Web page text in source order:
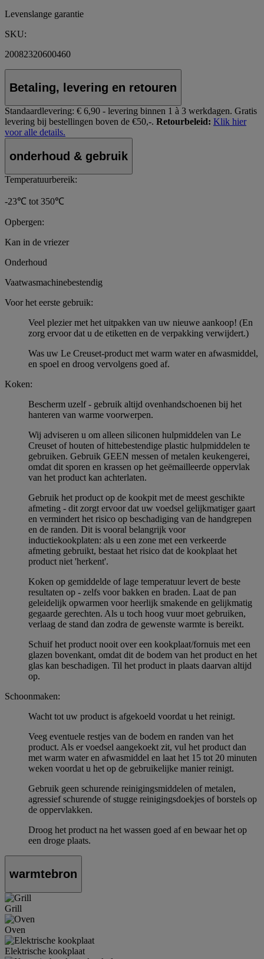
Levenslange garantie
SKU:
20082320600460
Betaling, levering en retouren
Standaardlevering: € 6,90 - levering binnen 1 à 3 werkdagen. Gratis
levering bij bestellingen boven de €50,-. Retourbeleid: Klik hier
voor alle details.
onderhoud & gebruik
Temperatuurbereik:
-23℃ tot 350℃
Opbergen:
Kan in de vriezer
Onderhoud
Vaatwasmachinebestendig
Voor het eerste gebruik:
Veel plezier met het uitpakken van uw nieuwe aankoop! (En
zorg ervoor dat u de etiketten en de verpakking verwijdert.)
Was uw Le Creuset-product met warm water en afwasmiddel,
en spoel en droog vervolgens goed af.
Koken:
Bescherm uzelf - gebruik altijd ovenhandschoenen bij het
hanteren van warme voorwerpen.
Wij adviseren u om alleen siliconen hulpmiddelen van Le
Creuset of houten of hittebestendige plastic hulpmiddelen te
gebruiken. Gebruik GEEN messen of metalen keukengerei,
omdat dit sporen en krassen op het geëmailleerde oppervlak
van het product kan achterlaten.
Gebruik het product op de kookpit met de meest geschikte
afmeting - dit zorgt ervoor dat uw voedsel gelijkmatiger gaart
en vermindert het risico op beschadiging van de handgrepen
en de randen. Dit is vooral belangrijk voor
inductiekookplaten: als u een zone met een verkeerde
afmeting gebruikt, bestaat het risico dat de kookplaat het
product niet 'herkent'.
Koken op gemiddelde of lage temperatuur levert de beste
resultaten op - zelfs voor bakken en braden. Laat de pan
geleidelijk opwarmen voor heerlijk smakende en gelijkmatig
gegaarde gerechten. Als u toch hoog vuur moet gebruiken,
verlaag de stand dan zodra de gewenste warmte is bereikt.
Schuif het product nooit over een kookplaat/fornuis met een
glazen bovenkant, omdat dit de bodem van het product en het
glas kan beschadigen. Til het product in plaats daarvan altijd
op.
Schoonmaken:
Wacht tot uw product is afgekoeld voordat u het reinigt.
Veeg eventuele restjes van de bodem en randen van het
product. Als er voedsel aangekoekt zit, vul het product dan
met warm water en afwasmiddel en laat het 15 tot 20 minuten
weken voordat u het op de gebruikelijke manier reinigt.
Gebruik geen schurende reinigingsmiddelen of metalen,
agressief schurende of stugge reinigingsdoekjes of borstels op
de oppervlakken.
Droog het product na het wassen goed af en bewaar het op
een droge plaats.
warmtebron
Grill
Oven
Elektrische kookplaat